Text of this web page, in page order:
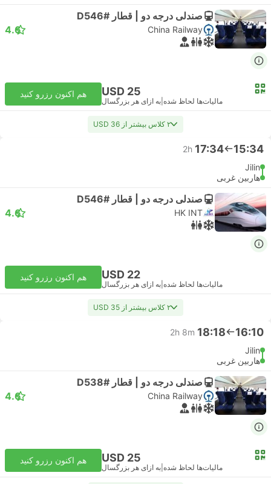
صندلی درجه دو | قطار #D546
China Railway
4.6
USD 25
مالیات‌ها لحاظ شده به ازای هر بزرگسال
هم اکنون رزرو کنید
۲ کلاس بیشتر از USD 36
15:34
17:34
2h
Jilin
هاربین غربی
صندلی درجه دو | قطار #D546
HK INT
4.6
USD 22
مالیات‌ها لحاظ شده به ازای هر بزرگسال
هم اکنون رزرو کنید
۲ کلاس بیشتر از USD 35
16:10
18:18
2h 8m
Jilin
هاربین غربی
صندلی درجه دو | قطار #D538
China Railway
4.6
USD 25
مالیات‌ها لحاظ شده به ازای هر بزرگسال
هم اکنون رزرو کنید